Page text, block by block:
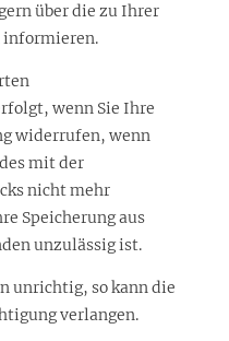
über die zu Ihrer
informieren.
wenn Sie Ihre
widerrufen, wenn
mit der
nicht mehr
Speicherung aus
unzulässig ist.
unrichtig, so kann die
verlangen.